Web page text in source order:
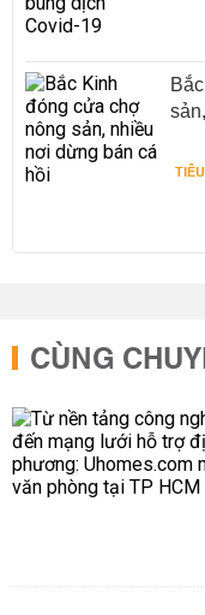
CÙNG